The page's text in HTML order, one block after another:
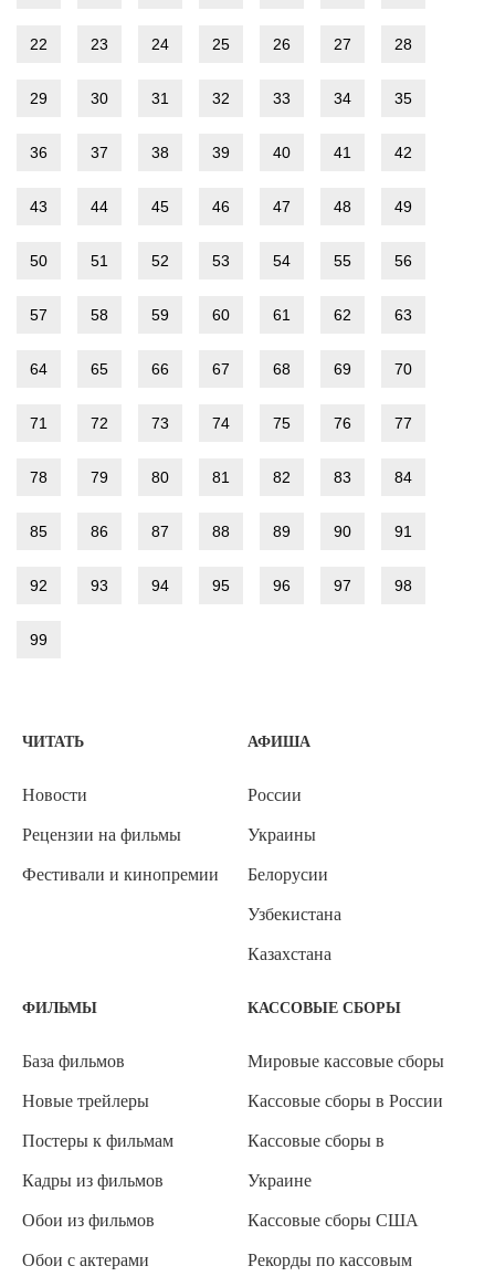
22 23 24 25 26 27 28
29 30 31 32 33 34 35
36 37 38 39 40 41 42
43 44 45 46 47 48 49
50 51 52 53 54 55 56
57 58 59 60 61 62 63
64 65 66 67 68 69 70
71 72 73 74 75 76 77
78 79 80 81 82 83 84
85 86 87 88 89 90 91
92 93 94 95 96 97 98
99
ЧИТАТЬ
Новости
Рецензии на фильмы
Фестивали и кинопремии
АФИША
России
Украины
Белорусии
Узбекистана
Казахстана
ФИЛЬМЫ
База фильмов
Новые трейлеры
Постеры к фильмам
Кадры из фильмов
Обои из фильмов
Обои с актерами
КАССОВЫЕ СБОРЫ
Мировые кассовые сборы
Кассовые сборы в России
Кассовые сборы в
Украине
Кассовые сборы США
Рекорды по кассовым